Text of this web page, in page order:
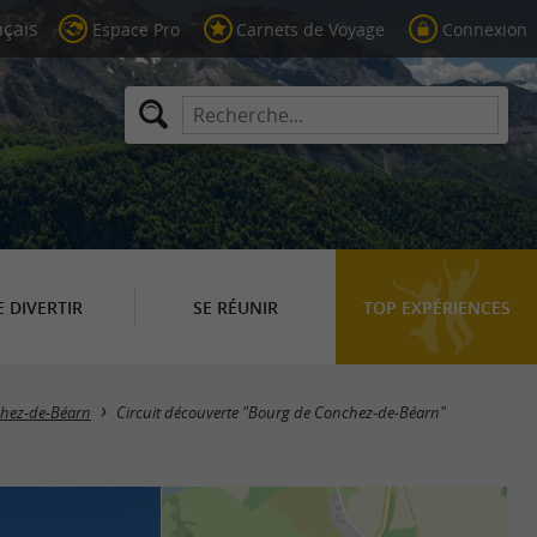
Espace Pro Carnets de Voyage Connexion
DIVERTIR SE RÉUNIR TOP EXPÉRIENCES
de-Béarn Circuit découverte "Bourg de Conchez-de-Béarn"